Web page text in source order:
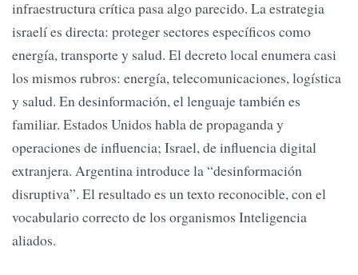
infraestructura crítica pasa algo parecido. La estrategia
israelí es directa: proteger sectores específicos como
energía, transporte y salud. El decreto local enumera casi
los mismos rubros: energía, telecomunicaciones, logística
y salud. En desinformación, el lenguaje también es
familiar. Estados Unidos habla de propaganda y
operaciones de influencia; Israel, de influencia digital
extranjera. Argentina introduce la “desinformación
disruptiva”. El resultado es un texto reconocible, con el
vocabulario correcto de los organismos Inteligencia
aliados.